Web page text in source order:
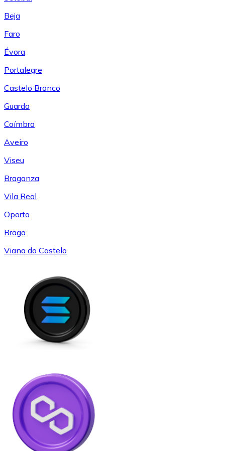
Beja
Faro
Évora
Portalegre
Castelo Branco
Guarda
Coímbra
Aveiro
Viseu
Braganza
Vila Real
Oporto
Braga
Viana do Castelo